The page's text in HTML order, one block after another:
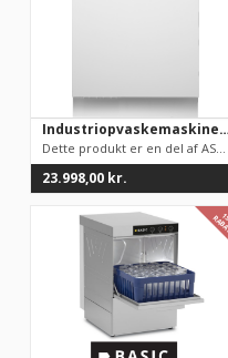
Industriopvaskemaskine, DWC5926W – ASKO
Dette produkt er en del af ASKO professional serien - Specielt...
23.998,00 kr.